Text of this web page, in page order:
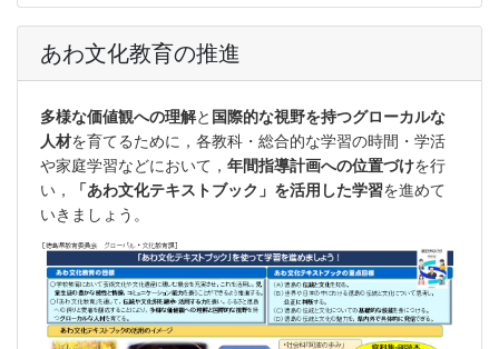
あわ文化教育の推進
多様な価値観への理解と 国際的な視野を持つグローカルな
人材を育てるために，各教科・総合的な学習の時間・学活
や家庭学習などにおいて， 年間指導計画への位置づけを行
い，
「あわ文化テキストブック」を活用した学習を進めて
いきましょう。